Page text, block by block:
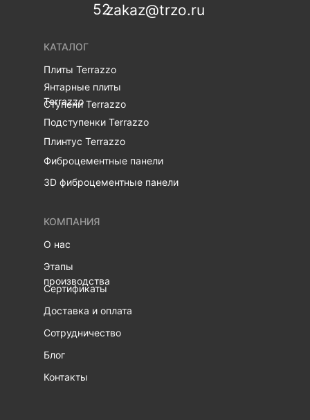
КОМПАНИЯ
КАТАЛОГ
Плиты Terrazzo
Янтарные плиты
Terrazzo
Ступени Terrazzo
Подступенки Terrazzo
Плинтус Terrazzo
О нас
Этапы
производства
Сертификаты
Доставка и оплата
Сотрудничество
Блог
Контакты
zakaz@trzo.ru
52
Фиброцементные панели
3D фиброцементные панели